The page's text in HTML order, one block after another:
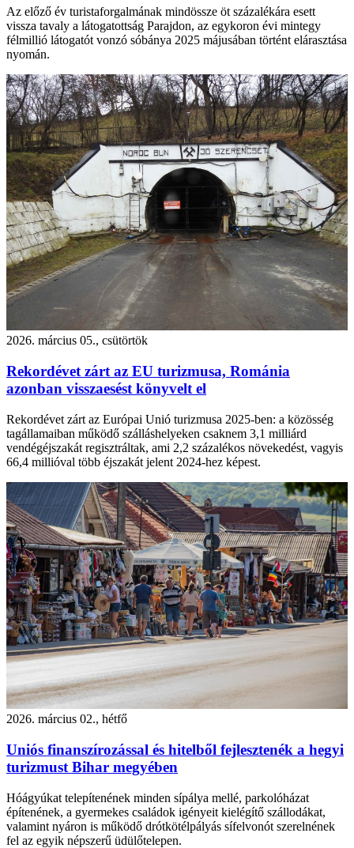
Az előző év turistaforgalmának mindössze öt százalékára esett
vissza tavaly a látogatottság Parajdon, az egykoron évi mintegy
félmillió látogatót vonzó sóbánya 2025 májusában történt elárasztása
nyomán.
2026. március 05., csütörtök
Rekordévet zárt az EU turizmusa, Románia
azonban visszaesést könyvelt el
Rekordévet zárt az Európai Unió turizmusa 2025-ben: a közösség
tagállamaiban működő szálláshelyeken csaknem 3,1 milliárd
vendégéjszakát regisztráltak, ami 2,2 százalékos növekedést, vagyis
66,4 millióval több éjszakát jelent 2024-hez képest.
2026. március 02., hétfő
Uniós finanszírozással és hitelből fejlesztenék a hegyi
turizmust Bihar megyében
Hóágyúkat telepítenének minden sípálya mellé, parkolóházat
építenének, a gyermekes családok igényeit kielégítő szállodákat,
valamint nyáron is működő drótkötélpályás sífelvonót szerelnének
fel az egyik népszerű üdülőtelepen.